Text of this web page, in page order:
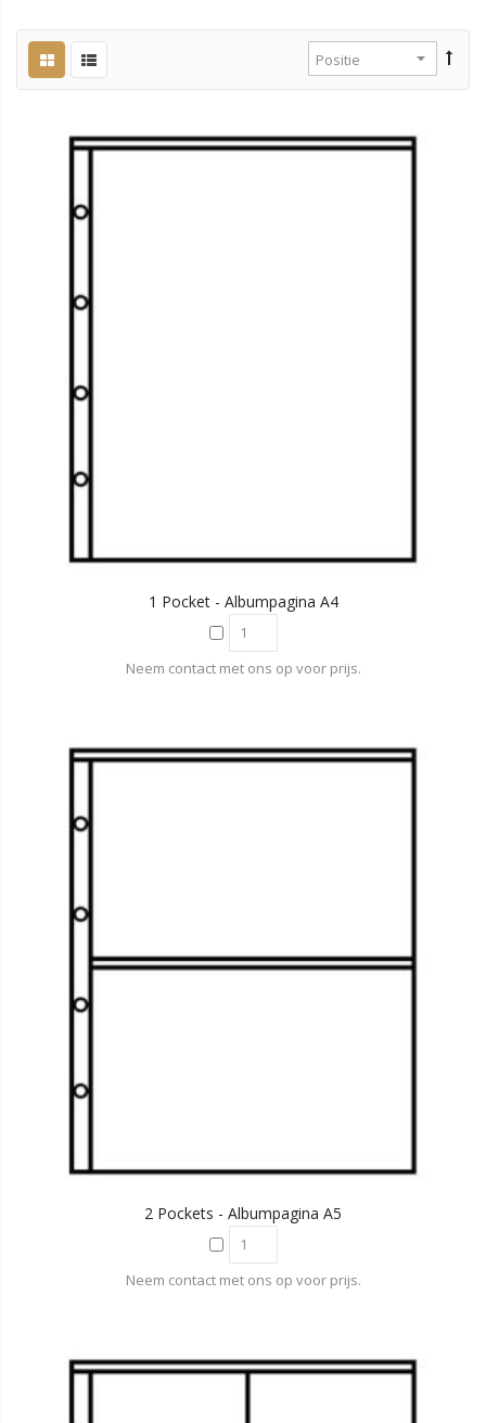
1 Pocket - Albumpagina A4
Neem contact met ons op voor prijs.
2 Pockets - Albumpagina A5
Neem contact met ons op voor prijs.